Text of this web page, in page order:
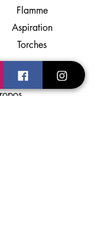
Flamme
Aspiration
Torches